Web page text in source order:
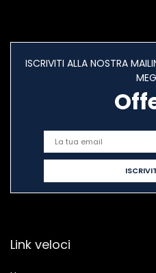
ISCRIVITI ALLA NOSTRA
Link veloci